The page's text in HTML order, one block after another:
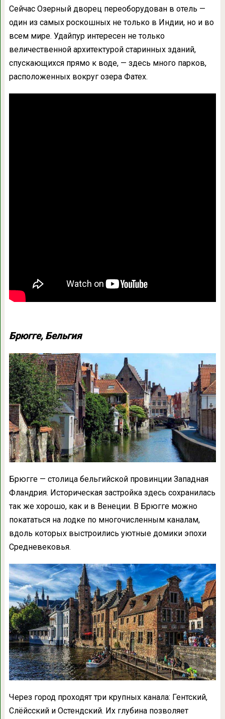
Сейчас Озерный дворец переоборудован в отель —
один из самых роскошных не только в Индии, но и во
всем мире. Удайпур интересен не только
величественной архитектурой старинных зданий,
спускающихся прямо к воде, — здесь много парков,
расположенных вокруг озера Фатех.
Брюгге, Бельгия
Брюгге — столица бельгийской провинции Западная
Фландрия. Историческая застройка здесь сохранилась
так же хорошо, как и в Венеции. В Брюгге можно
покататься на лодке по многочисленным каналам,
вдоль которых выстроились уютные домики эпохи
Средневековья.
Через город проходят три крупных канала: Гентский,
Слёйсский и Остендский. Их глубина позволяет